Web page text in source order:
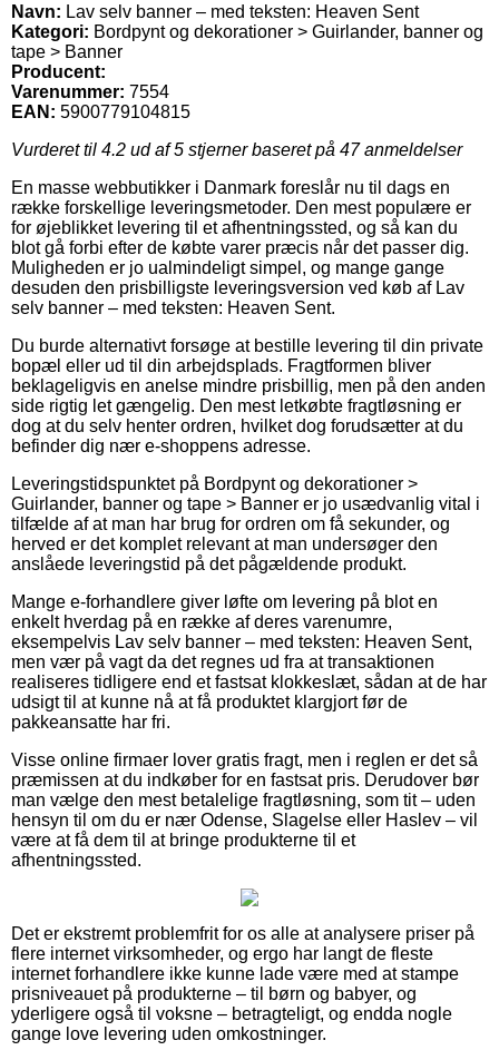
Navn: Lav selv banner – med teksten: Heaven Sent
Kategori: Bordpynt og dekorationer > Guirlander, banner og
tape > Banner
Producent:
Varenummer: 7554
EAN: 5900779104815
Vurderet til 4.2 ud af 5 stjerner baseret på 47anmeldelser
En masse webbutikker i Danmark foreslår nu til dags en
række forskellige leveringsmetoder. Den mest populære er
for øjeblikket levering til et afhentningssted, og så kan du
blot gå forbi efter de købte varer præcis når det passer dig.
Muligheden er jo ualmindeligt simpel, og mange gange
desuden den prisbilligste leveringsversion ved køb af Lav
selv banner – med teksten: Heaven Sent.
Du burde alternativt forsøge at bestille levering til din private
bopæl eller ud til din arbejdsplads. Fragtformen bliver
beklageligvis en anelse mindre prisbillig, men på den anden
side rigtig let gængelig. Den mest letkøbte fragtløsning er
dog at du selv henter ordren, hvilket dog forudsætter at du
befinder dig nær e-shoppens adresse.
Leveringstidspunktet på Bordpynt og dekorationer >
Guirlander, banner og tape > Banner er jo usædvanlig vital i
tilfælde af at man har brug for ordren om få sekunder, og
herved er det komplet relevant at man undersøger den
anslåede leveringstid på det pågældende produkt.
Mange e-forhandlere giver løfte om levering på blot en
enkelt hverdag på en række af deres varenumre,
eksempelvis Lav selv banner – med teksten: Heaven Sent,
men vær på vagt da det regnes ud fra at transaktionen
realiseres tidligere end et fastsat klokkeslæt, sådan at de har
udsigt til at kunne nå at få produktet klargjort før de
pakkeansatte har fri.
Visse online firmaer lover gratis fragt, men i reglen er det så
præmissen at du indkøber for en fastsat pris. Derudover bør
man vælge den mest betalelige fragtløsning, som tit – uden
hensyn til om du er nær Odense, Slagelse eller Haslev – vil
være at få dem til at bringe produkterne til et
afhentningssted.
Det er ekstremt problemfrit for os alle at analysere priser på
flere internet virksomheder, og ergo har langt de fleste
internet forhandlere ikke kunne lade være med at stampe
prisniveauet på produkterne – til børn og babyer, og
yderligere også til voksne – betragteligt, og endda nogle
gange love levering uden omkostninger.